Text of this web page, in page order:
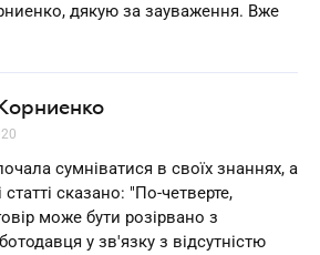
дякую за зауваження. Вже
сумніватися в своїх знаннях, а
статті сказано: "По-четверте,
може бути розірвано з
у зв'язку з відсутністю